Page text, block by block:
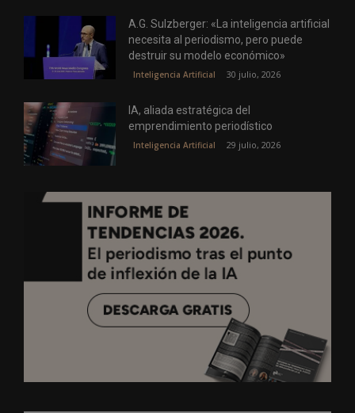
A.G. Sulzberger: «La inteligencia artificial
necesita al periodismo, pero puede
destruir su modelo económico»
Inteligencia Artificial 30 julio, 2026
IA, aliada estratégica del
emprendimiento periodístico
Inteligencia Artificial 29 julio, 2026